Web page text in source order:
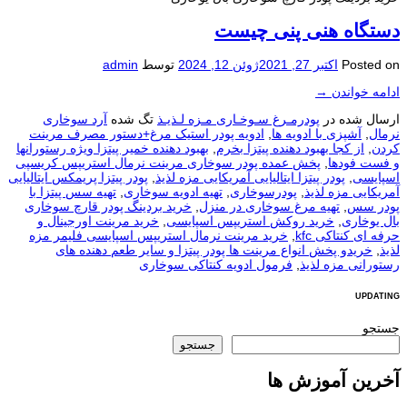
دستگاه هنی پنی چيست
Posted on اکتبر 27, 2021 ژوئن 12, 2024 توسط admin
ادامه خواندن →
ارسال شده در پودرمـرغ سـوخـاری مـزه لـذیـذ تگ شده آرد سوخاری
نرمال, آشپزی با ادویه ها, ادویه پودر استیک مرغ+دستور مصرف مرینت
کردن, از کجا بهبود دهنده پیتزا بخرم, بهبود دهنده خمیر پیتزا ویژه رستورانها
و فست فودها, پخش عمده پودر سوخاری مرینت نرمال استريپس کریسپی
اسپایسی, پودر پیتزا ایتالیایی آمریکایی مزه لذیذ, پودر پیتزا پریمکس ایتالیایی
آمریکایی مزه لذیذ, پودرسوخاری, تهیه ادویه سوخاری, تهیه سس پیتزا با
پودر سس, تهیه مرغ سوخاری در منزل, خرید بردینگ پودر قارچ سوخاری
بال یوخاری, خرید روکش استریپس اسپایسی, خرید مرینت اورجینال و
حرفه ای کنتاکی kfc
, خرید مرینت نرمال استریپس اسپایسی فلیمر مزه
لذیذ, خریدو پخش انواع مرینت ها پودر پیتزا و سایر طعم دهنده های
رستورانی مزه لذیذ, فرمول ادویه کنتاکی سوخاری
UPDATING
جستجو
جستجو
آخرین آموزش ها